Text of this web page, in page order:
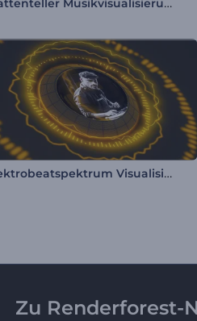
Elektrobeatspektrum Visualisierer
Zu Renderforest-